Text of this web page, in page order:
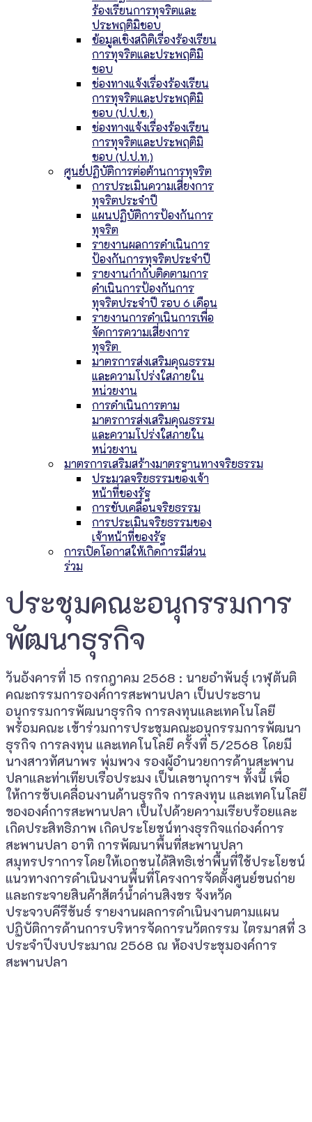
ร้องเรียนการทุจริตและ
ประพฤติมิชอบ
ข้อมูลเชิงสถิติเรื่องร้องเรียน
การทุจริตและประพฤติมิ
ชอบ
ช่องทางแจ้งเรื่องร้องเรียน
การทุจริตและประพฤติมิ
ชอบ (ป.ป.ช.)
ช่องทางแจ้งเรื่องร้องเรียน
การทุจริตและประพฤติมิ
ชอบ (ป.ป.ท.)
ศูนย์ปฏิบัติการต่อต้านการทุจริต
การประเมินความเสี่ยงการ
ทุจริตประจำปี
แผนปฏิบัติการป้องกันการ
ทุจริต
รายงานผลการดำเนินการ
ป้องกันการทุจริตประจำปี
รายงานกำกับติดตามการ
ดำเนินการป้องกันการ
ทุจริตประจำปี รอบ 6 เดือน
รายงานการดำเนินการเพื่อ
จัดการความเสี่ยงการ
ทุจริต
มาตรการส่งเสริมคุณธรรม
และความโปร่งใสภายใน
หน่วยงาน
การดำเนินการตาม
มาตรการส่งเสริมคุณธรรม
และความโปร่งใสภายใน
หน่วยงาน
มาตรการเสริมสร้างมาตรฐานทางจริยธรรม
ประมวลจริยธรรมของเจ้า
หน้าที่ของรัฐ
การขับเคลื่อนจริยธรรม
การประเมินจริยธรรมของ
เจ้าหน้าที่ของรัฐ
การเปิดโอกาสให้เกิดการมีส่วน
ร่วม
ประชุมคณะอนุกรรมการ
พัฒนาธุรกิจ
วันอังคารที่ 15 กรกฎาคม 2568 : นายอำพันธ์ุ เวฬุตันติ
คณะกรรมการองค์การสะพานปลา เป็นประธาน
อนุกรรมการพัฒนาธุรกิจ การลงทุนและเทคโนโลยี
พร้อมคณะ เข้าร่วมการประชุมคณะอนุกรรมการพัฒนา
ธุรกิจ การลงทุน และเทคโนโลยี ครั้งที่ 5/2568 โดยมี
นางสาวทัศนาพร พุ่มพวง รองผู้อำนวยการด้านสะพาน
ปลาและท่าเทียบเรือประมง เป็นเลขานุการฯ ทั้งนี้ เพื่อ
ให้การขับเคลื่อนงานด้านธุรกิจ การลงทุน และเทคโนโลยี
ขององค์การสะพานปลา เป็นไปด้วยความเรียบร้อยและ
เกิดประสิทธิภาพ เกิดประโยชน์ทางธุรกิจแก่องค์การ
สะพานปลา อาทิ การพัฒนาพื้นที่สะพานปลา
สมุทรปราการโดยให้เอกชนได้สิทธิเช่าพื้นที่ใช้ประโยชน์
แนวทางการดำเนินงานพื้นที่โครงการจัดตั้งศูนย์ขนถ่าย
และกระจายสินค้าสัตว์น้ำด่านสิงขร จังหวัด
ประจวบคีรีขันธ์ รายงานผลการดำเนินงานตามแผน
ปฏิบัติการด้านการบริหารจัดการนวัตกรรม ไตรมาสที่ 3
ประจำปีงบประมาณ 2568 ณ ห้องประชุมองค์การ
สะพานปลา